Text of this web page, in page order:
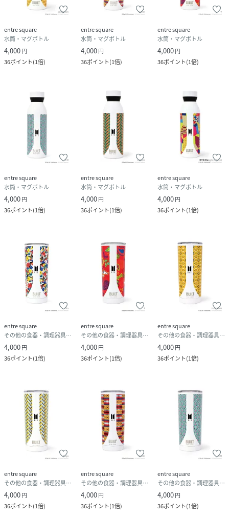
性別タイプ
原産国 中国
素材
内びん・胴部:ステンレススチール
パッキン:シリコン樹脂
品番
DD7989_5057982078560
5057982078560-01-00 DD7989
entre square
水筒・マグボトル
4,000円
36ポイント(1倍)
entre square
水筒・マグボトル
4,000円
36ポイント(1倍)
entre square
水筒・マグボトル
4,000円
36ポイント(1倍)
entre square
水筒・マグボトル
4,000円
36ポイント(1倍)
entre square
水筒・マグボトル
4,000円
36ポイント(1倍)
entre square
水筒・マグボトル
4,000円
36ポイント(1倍)
entre square
その他の食器・調理器具・キッチン用品
4,000円
36ポイント(1倍)
entre square
その他の食器・調理器具・キッチン用品
4,000円
36ポイント(1倍)
entre square
その他の食器・調理器具・キッチン用品
4,000円
36ポイント(1倍)
entre square
その他の食器・調理器具・キッチン用品
4,000円
36ポイント(1倍)
entre square
その他の食器・調理器具・キッチン用品
4,000円
36ポイント(1倍)
entre square
その他の食器・調理器具・キッチン用品
4,000円
36ポイント(1倍)